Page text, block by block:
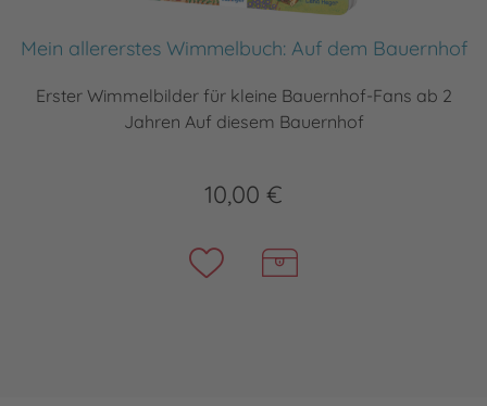
Mein allererstes Wimmelbuch: Auf dem Bauernhof
Erster Wimmelbilder für kleine Bauernhof-Fans ab 2
Jahren Auf diesem Bauernhof
10,00 €